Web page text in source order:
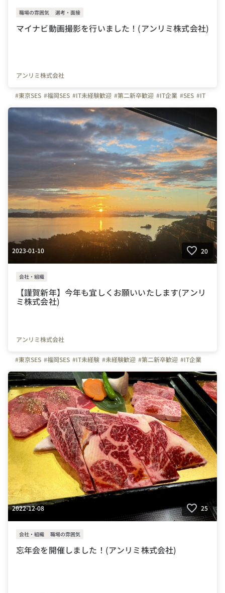
職場の雰囲気 選考・面接
マイナビ動画撮影を行いました！(アンリミ株式会社)
アンリミ株式会社
#東京SES #福岡SES #IT未経験歓迎 #第二新卒歓迎 #IT企業 #SES #IT
2023-01-10 20
会社・組織
【謹賀新年】今年も宜しくお願いいたします(アンリ
ミ株式会社)
アンリミ株式会社
#東京SES #福岡SES #IT未経験 #未経験歓迎 #第二新卒歓迎 #IT企業
2022-12-08 25
会社・組織 職場の雰囲気
忘年会を開催しました！(アンリミ株式会社)